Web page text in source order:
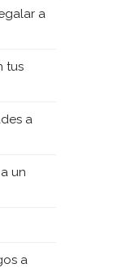
a
tus
a
un
a